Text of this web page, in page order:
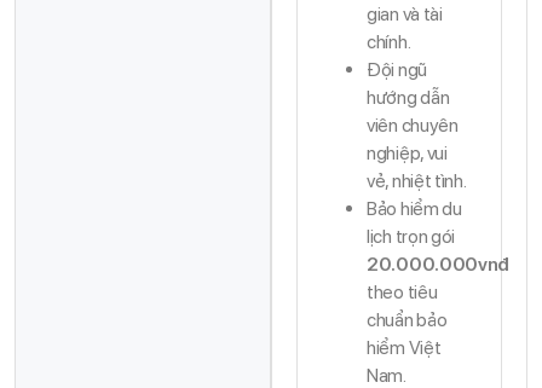
gian và tài
chính.
Đội ngũ
hướng dẫn
viên chuyên
nghiệp, vui
vẻ, nhiệt tình.
Bảo hiểm du
lịch trọn gói
20.000.000vnđ
theo tiêu
chuẩn bảo
hiểm Việt
Nam.